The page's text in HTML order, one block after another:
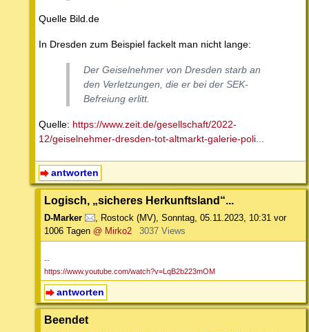
Quelle Bild.de
In Dresden zum Beispiel fackelt man nicht lange:
Der Geiselnehmer von Dresden starb an
den Verletzungen, die er bei der SEK-
Befreiung erlitt.
Quelle: https://www.zeit.de/gesellschaft/2022-
12/geiselnehmer-dresden-tot-altmarkt-galerie-poli...
antworten
Logisch, „sicheres Herkunftsland“...
D-Marker , Rostock (MV), Sonntag, 05.11.2023, 10:31 vor
1006 Tagen @ Mirko2 3037 Views
--
https://www.youtube.com/watch?v=LqB2b223mOM
antworten
Beendet